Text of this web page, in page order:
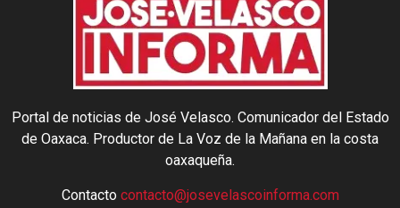
Portal de noticias de José Velasco. Comunicador del Estado
de Oaxaca. Productor de La Voz de la Mañana en la costa
oaxaqueña.
Contacto contacto@josevelascoinforma.com